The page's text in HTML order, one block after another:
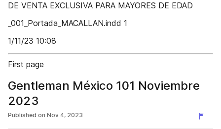
DE VENTA EXCLUSIVA PARA MAYORES DE EDAD
_001_Portada_MACALLAN.indd 1
1/11/23 10:08
First page
Gentleman México 101 Noviembre
2023
Published on Nov 4, 2023